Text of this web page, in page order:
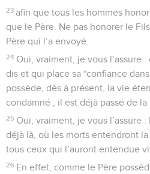
23 afin que tous les hommes
que le Père. Ne pas honorer le
Père qui l’a envoyé.
24 Oui, vraiment, je vous l’assure
dis et qui place sa *confiance
possède, dès à présent, la vie
condamné ; il est déjà passé de la
25 Oui, vraiment, je vous l’assure
déjà là, où les morts entendront
tous ceux qui l’auront entendue
26 En effet, comme le Père